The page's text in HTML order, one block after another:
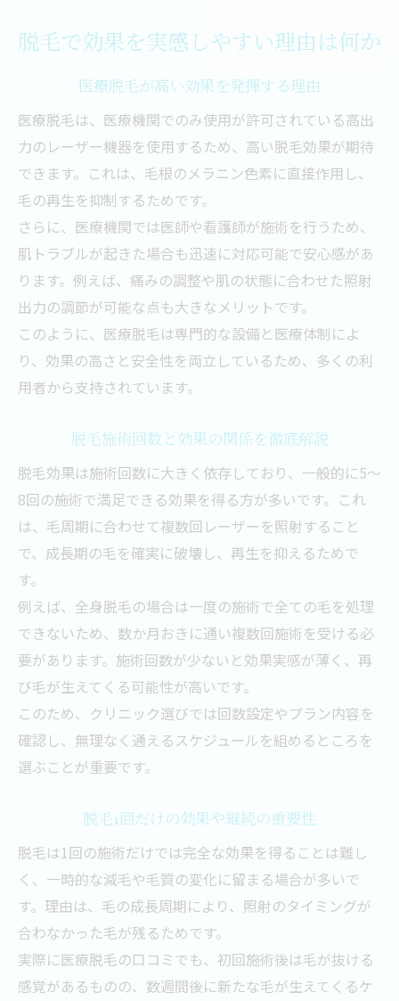
脱毛で効果を実感しやすい理由は何か
医療脱毛が高い効果を発揮する理由
医療脱毛は、医療機関でのみ使用が許可されている高出
力のレーザー機器を使用するため、高い脱毛効果が期待
できます。これは、毛根のメラニン色素に直接作用し、
毛の再生を抑制するためです。
さらに、医療機関では医師や看護師が施術を行うため、
肌トラブルが起きた場合も迅速に対応可能で安心感があ
ります。例えば、痛みの調整や肌の状態に合わせた照射
出力の調節が可能な点も大きなメリットです。
このように、医療脱毛は専門的な設備と医療体制によ
り、効果の高さと安全性を両立しているため、多くの利
用者から支持されています。
脱毛施術回数と効果の関係を徹底解説
脱毛効果は施術回数に大きく依存しており、一般的に5～
8回の施術で満足できる効果を得る方が多いです。これ
は、毛周期に合わせて複数回レーザーを照射すること
で、成長期の毛を確実に破壊し、再生を抑えるためで
す。
例えば、全身脱毛の場合は一度の施術で全ての毛を処理
できないため、数か月おきに通い複数回施術を受ける必
要があります。施術回数が少ないと効果実感が薄く、再
び毛が生えてくる可能性が高いです。
このため、クリニック選びでは回数設定やプラン内容を
確認し、無理なく通えるスケジュールを組めるところを
選ぶことが重要です。
脱毛1回だけの効果や継続の重要性
脱毛は1回の施術だけでは完全な効果を得ることは難し
く、一時的な減毛や毛質の変化に留まる場合が多いで
す。理由は、毛の成長周期により、照射のタイミングが
合わなかった毛が残るためです。
実際に医療脱毛の口コミでも、初回施術後は毛が抜ける
感覚があるものの、数週間後に新たな毛が生えてくるケ